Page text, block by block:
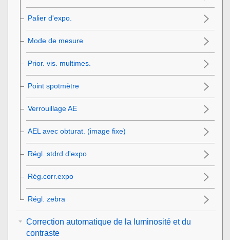
Palier d'expo.
Mode de mesure
Prior. vis. multimes.
Point spotmètre
Verrouillage AE
AEL avec obturat. (image fixe)
Régl. stdrd d'expo
Rég.corr.expo
Régl. zebra
Correction automatique de la luminosité et du
contraste